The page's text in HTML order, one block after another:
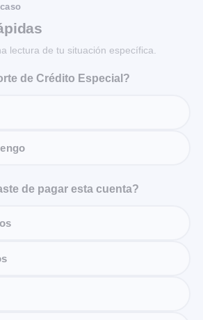
lectura de tu situación específica.
de Crédito Especial?
de pagar esta cuenta?